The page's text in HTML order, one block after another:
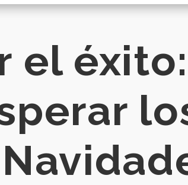
el